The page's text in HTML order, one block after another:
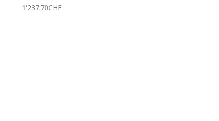
1'237.70CHF